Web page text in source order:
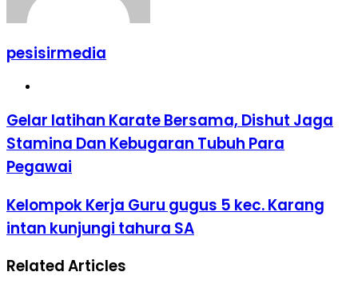
pesisirmedia
Gelar latihan Karate Bersama, Dishut Jaga
Stamina Dan Kebugaran Tubuh Para
Pegawai
Kelompok Kerja Guru gugus 5 kec. Karang
intan kunjungi tahura SA
Related Articles